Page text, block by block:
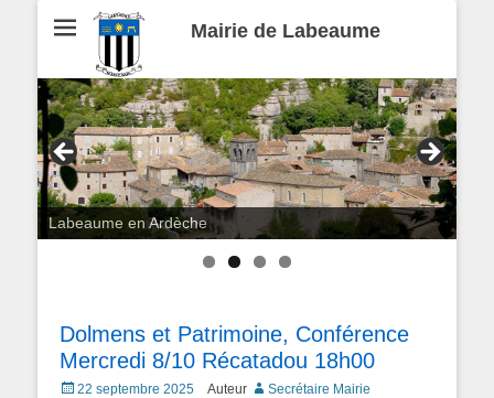
Mairie de Labeaume
Labeaume en Ardèche
Dolmens et Patrimoine, Conférence
Mercredi 8/10 Récatadou 18h00
Posted
22 septembre 2025 Auteur Secrétaire Mairie